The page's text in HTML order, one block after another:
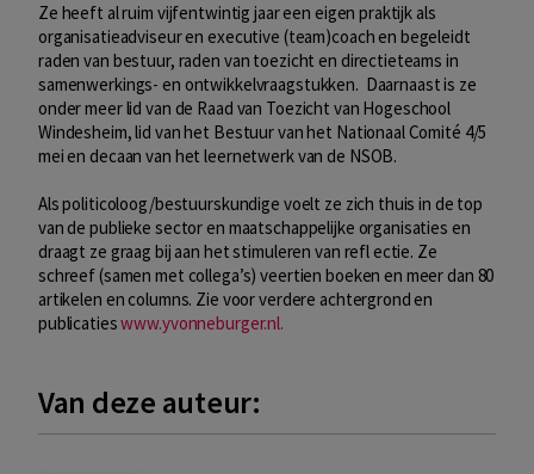
Ze heeft al ruim vijfentwintig jaar een eigen praktijk als
organisatieadviseur en executive (team)coach en begeleidt
raden van bestuur, raden van toezicht en directieteams in
samenwerkings- en ontwikkelvraagstukken. Daarnaast is ze
onder meer lid van de Raad van Toezicht van Hogeschool
Windesheim, lid van het Bestuur van het Nationaal Comité 4/5
mei en decaan van het leernetwerk van de NSOB.
Als politicoloog/bestuurskundige voelt ze zich thuis in de top
van de publieke sector en maatschappelijke organisaties en
draagt ze graag bij aan het stimuleren van refl ectie. Ze
schreef (samen met collega’s) veertien boeken en meer dan 80
artikelen en columns. Zie voor verdere achtergrond en
publicatieswww.yvonneburger.nl.
Van deze auteur: